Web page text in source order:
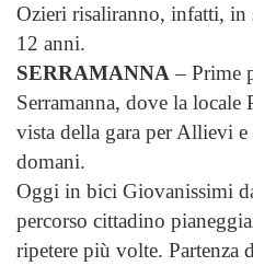
Ozieri risaliranno, infatti, in
12 anni.
SERRAMANNA – Prime
Serramanna, dove la
vista della gara per Allievi
domani.
Oggi in bici Giovanissimi
percorso cittadino
ripetere più volte. Partenza